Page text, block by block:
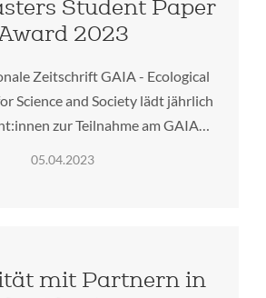
Student Paper
2023
Zeitschrift GAIA - Ecological
Science and Society lädt jährlich
zur Teilnahme am GAIA…
05.04.2023
mit Partnern in